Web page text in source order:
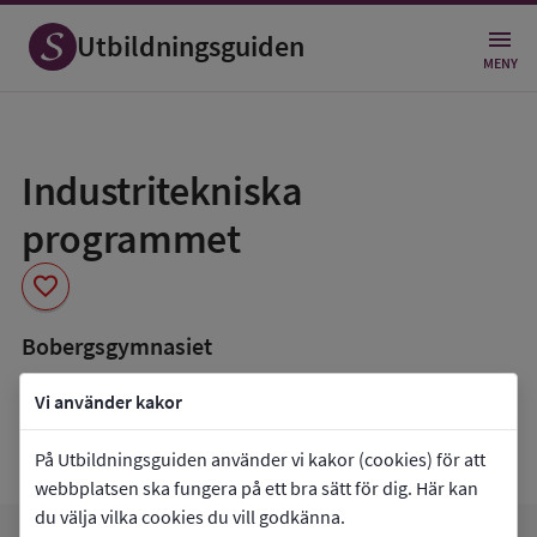
Vi använder kakor
På Utbildningsguiden använder vi kakor (cookies) för att
webbplatsen ska fungera på ett bra sätt för dig. Här kan
du välja vilka cookies du vill godkänna.
Utbildningsguiden MENY
Industritekniska
programmet
favorite
som
favorit
Bobergsgymnasiet
book_5 Inriktning som finns tillgänglig
Produkt och maskinteknik
Svetsteknik